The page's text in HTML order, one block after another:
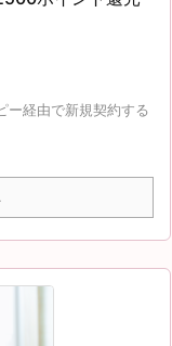
ー経由で新規契約する